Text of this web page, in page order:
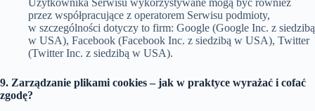
Użytkownika Serwisu wykorzystywane mogą być również
przez współpracujące z operatorem Serwisu podmioty,
w szczególności dotyczy to firm: Google (Google Inc. z siedzibą
w USA), Facebook (Facebook Inc. z siedzibą w USA), Twitter
(Twitter Inc. z siedzibą w USA).
9. Zarządzanie plikami cookies – jak w praktyce wyrażać i cofać
zgodę?